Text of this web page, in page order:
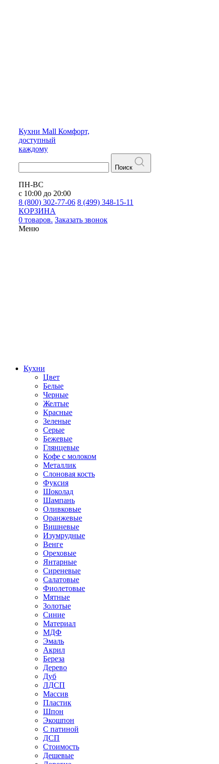
Кухни Mall Комфорт,
доступный
каждому
Поиск
ПН-ВС
с 10:00 до 20:00
8 (800) 302-77-06 8 (499) 348-15-11
КОРЗИНА
0 товаров. Заказать звонок
Меню
Кухни
Цвет
Белые
Черные
Желтые
Красные
Зеленые
Серые
Бежевые
Глянцевые
Кофе с молоком
Металлик
Слоновая кость
Фуксия
Шоколад
Шампань
Оливковые
Оранжевые
Вишневые
Изумрудные
Венге
Ореховые
Янтарные
Сиреневые
Салатовые
Фиолетовые
Мятные
Золотые
Синие
Материал
МДФ
Эмаль
Акрил
Береза
Дерево
Дуб
ЛДСП
Массив
Пластик
Шпон
Экошпон
С патиной
ДСП
Стоимость
Дешевые